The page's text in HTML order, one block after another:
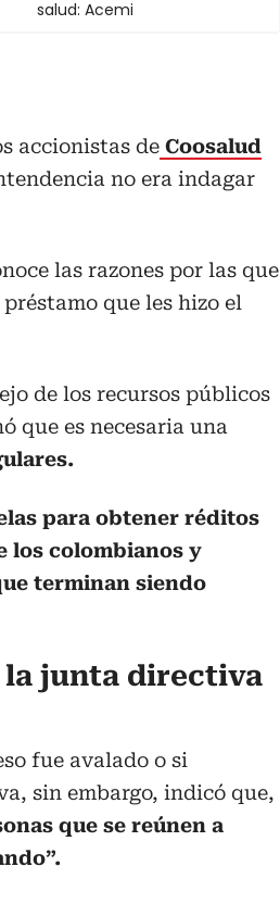
salud: Acemi
accionistas de Coosalud
no era indagar
las razones por las que
que les hizo el
de los recursos públicos
que es necesaria una
para obtener réditos
los colombianos y
terminan siendo
la junta directiva
fue avalado o si
sin embargo, indicó que,
que se reúnen a